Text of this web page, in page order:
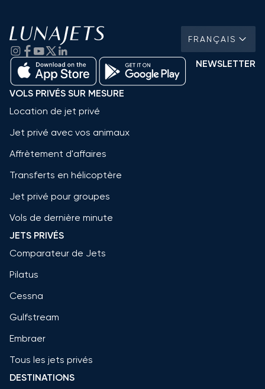
FRANÇAIS
NEWSLETTER
VOLS PRIVÉS SUR MESURE
Location de jet privé
Jet privé avec vos animaux
Affrètement d'affaires
Transferts en hélicoptère
Jet privé pour groupes
Vols de dernière minute
JETS PRIVÉS
Comparateur de Jets
Pilatus
Cessna
Gulfstream
Embraer
Tous les jets privés
DESTINATIONS